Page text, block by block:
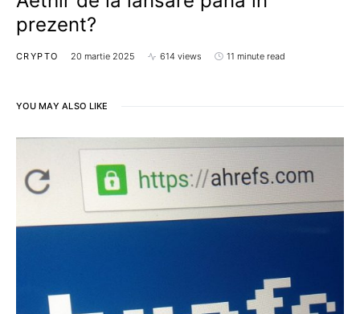
prezent?
CRYPTO 20 martie 2025 614 views 11 minute read
YOU MAY ALSO LIKE